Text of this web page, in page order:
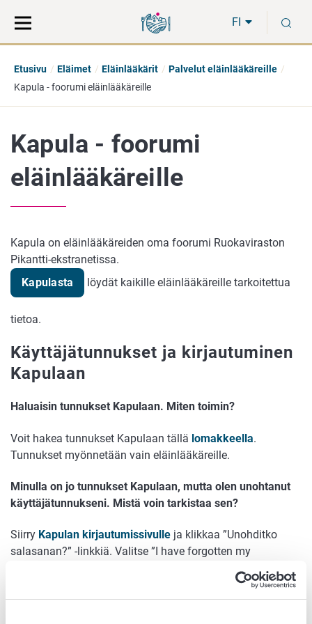
suoraan
sisältöön
koko
sivuston
FI
Etusivu Eläimet Eläinlääkärit
Palvelut eläinlääkäreille
Kapula - foorumi eläinlääkäreille
Kapula - foorumi
eläinlääkäreille
Kapula on eläinlääkäreiden oma foorumi Ruokaviraston
Pikantti-ekstranetissa.
Kapulasta
löydät kaikille eläinlääkäreille tarkoitettua
tietoa.
Käyttäjätunnukset ja kirjautuminen
Kapulaan
Haluaisin tunnukset Kapulaan. Miten toimin?
Voit hakea tunnukset Kapulaan tällä lomakkeella.
Tunnukset myönnetään vain eläinlääkäreille.
Minulla on jo tunnukset Kapulaan, mutta olen unohtanut
käyttäjätunnukseni. Mistä voin tarkistaa sen?
Siirry Kapulan kirjautumissivulle ja klikkaa ”Unohditko
salasanan?” -linkkiä. Valitse ”I have forgotten my
username” ja syötä kenttään sähköpostiosoitteesi. Saat
käyttäjätunnuksesi.